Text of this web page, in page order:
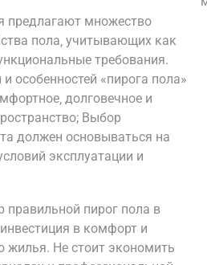
предлагают множество
пола‚ учитывающих как
требования.
особенностей «пирога пола»
долговечное и
Выбор
должен основываться на
эксплуатации и
правильной пирог пола в
в комфорт и
жилья. Не стоит экономить